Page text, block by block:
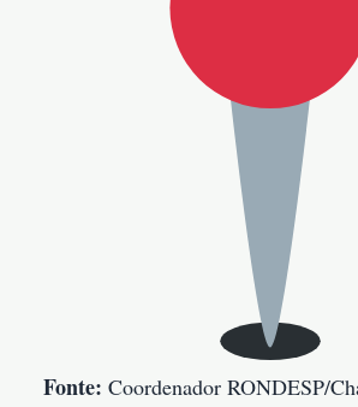
Fonte: Coordenador RONDESP/